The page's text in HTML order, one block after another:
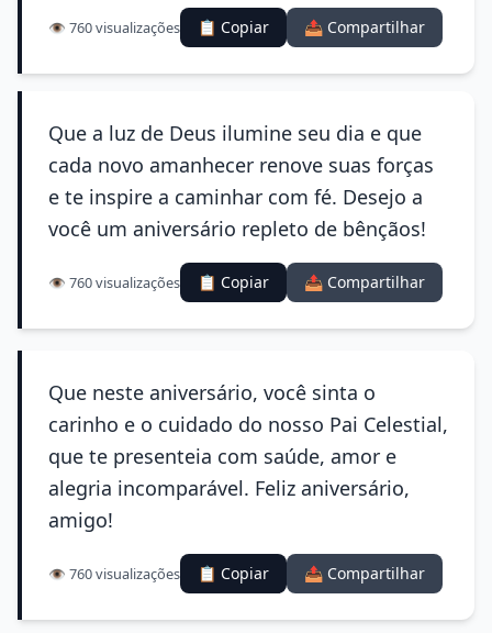
👁️ 760 visualizações 📋 Copiar 📤 Compartilhar
Que a luz de Deus ilumine seu dia e que
cada novo amanhecer renove suas forças
e te inspire a caminhar com fé. Desejo a
você um aniversário repleto de bênçãos!
👁️ 760 visualizações 📋 Copiar 📤 Compartilhar
Que neste aniversário, você sinta o
carinho e o cuidado do nosso Pai Celestial,
que te presenteia com saúde, amor e
alegria incomparável. Feliz aniversário,
amigo!
👁️ 760 visualizações 📋 Copiar 📤 Compartilhar